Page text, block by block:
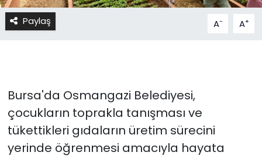
Paylaş A- A+
Bursa'da Osmangazi Belediyesi,
çocukların toprakla tanışması ve
tükettikleri gıdaların üretim sürecini
yerinde öğrenmesi amacıyla hayata